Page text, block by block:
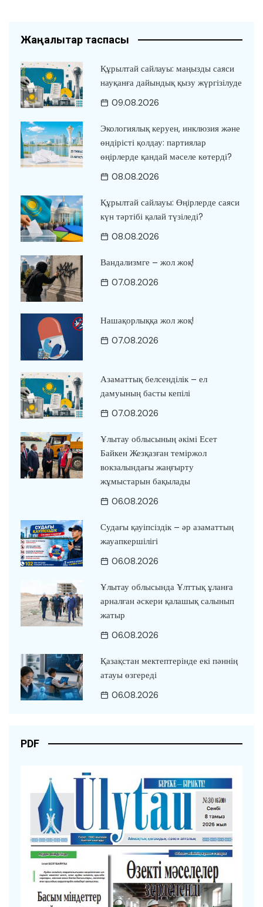
Жаңалықтар таспасы
Құрылтай сайлауы: маңызды саяси
науқанға дайындық қызу жүргізілуде
09.08.2026
Экологиялық керуен, инклюзия және
өндірісті қолдау: партиялар
өңірлерде қандай мәселе көтерді?
08.08.2026
Құрылтай сайлауы: Өңірлерде саяси
күн тәртібі қалай түзіледі?
08.08.2026
Вандализмге – жол жоқ!
07.08.2026
Нашақорлыққа жол жоқ!
07.08.2026
Азаматтық белсенділік – ел
дамуының басты кепілі
07.08.2026
Ұлытау облысының әкімі Есет
Байкен Жезқазған теміржол
вокзалындағы жаңғырту
жұмыстарын бақылады
06.08.2026
Судағы қауіпсіздік – әр азаматтың
жауапкершілігі
06.08.2026
Ұлытау облысында Ұлттық ұланға
арналған әскери қалашық салынып
жатыр
06.08.2026
Қазақстан мектептерінде екі пәннің
атауы өзгереді
06.08.2026
PDF